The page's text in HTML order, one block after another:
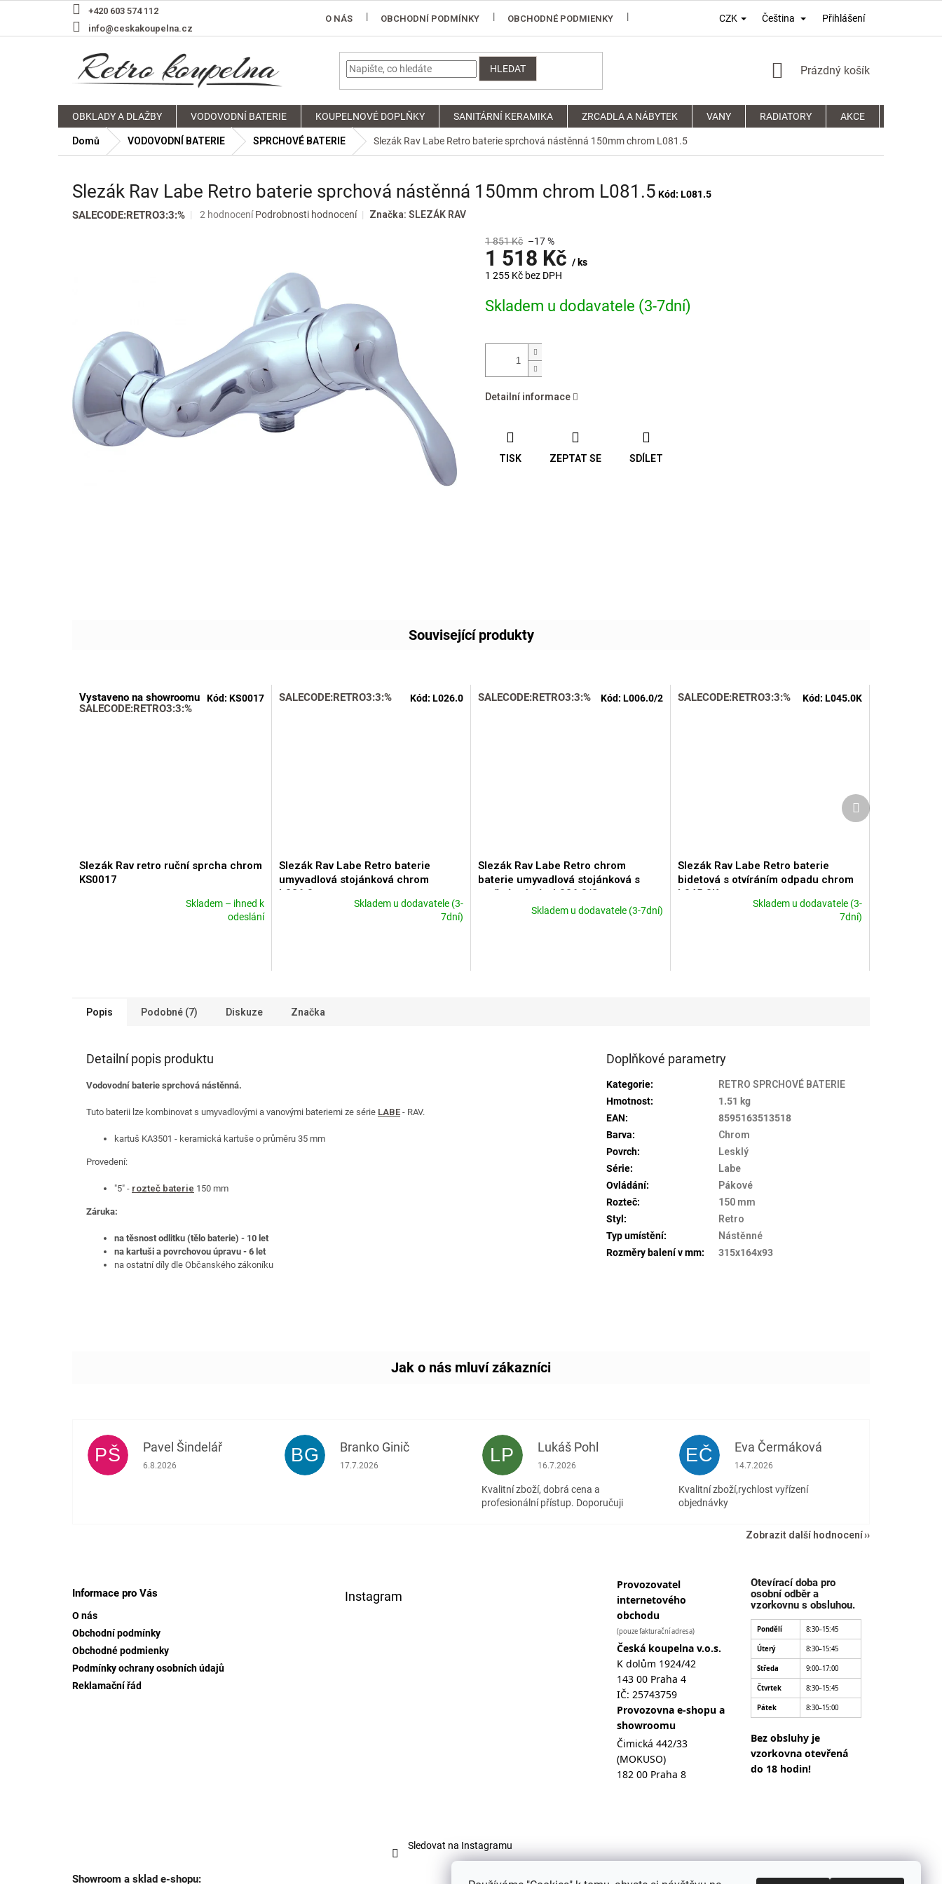
+420 603 574 112
info@ceskakoupelna.cz
O NÁS OBCHODNÍ PODMÍNKY OBCHODNÉ PODMIENKY PODMÍNKY OCHRANY OSOBNÍCH ÚDAJŮ REKLAMAČNÍ ŘÁD
CZK Čeština Přihlášení
HLEDAT
NÁKUPNÍ
Prázdný košík
OBKLADY A DLAŽBY VODOVODNÍ BATERIE KOUPELNOVÉ DOPLŇKY SANITÁRNÍ KERAMIKA ZRCADLA A NÁBYTEK VANY RADIATORY AKCE
Domů VODOVODNÍ BATERIE SPRCHOVÉ BATERIE Slezák Rav Labe Retro baterie sprchová nástěnná 150mm chrom L081.5
Slezák Rav Labe Retro baterie sprchová nástěnná 150mm chrom L081.5 Kód: L081.5
SALECODE:RETRO3:3:%
Průměrné
2 hodnocení Podrobnosti hodnocení Značka: SLEZÁK RAV
1 851 Kč –17 %
1 518 Kč / ks
1 255 Kč bez DPH
cena:
Skladem u dodavatele (3-7dní)
Detailní informace
TISK ZEPTAT SE SDÍLET
Související produkty
Vystaveno na showroomu
SALECODE:RETRO3:3:%
Slezák Rav retro ruční sprcha chrom
KS0017
hvězdiček.
Skladem – ihned k
odeslání
Kód: KS0017 SALECODE:RETRO3:3:%
Slezák Rav Labe Retro baterie
umyvadlová stojánková chrom
L026.0
hvězdiček.
Skladem u dodavatele (3-
7dní)
Kód: L026.0 SALECODE:RETRO3:3:%
Slezák Rav Labe Retro chrom
baterie umyvadlová stojánková s
otočným ústím L006.0/2
Skladem u dodavatele (3-7dní)
Kód: L006.0/2 SALECODE:RETRO3:3:%
Slezák Rav Labe Retro baterie
bidetová s otvíráním odpadu chrom
L045.0K
Skladem u dodavatele (3-
7dní)
Kód: L045.0K
Další
produkt
Popis Podobné (7) Diskuze Značka
Detailní popis produktu
Vodovodní baterie sprchová nástěnná.
Tuto baterii lze kombinovat s umyvadlovými a vanovými bateriemi ze série LABE - RAV.
kartuš KA3501 - keramická kartuše o průměru 35 mm
Provedení:
"5" - rozteč baterie 150 mm
Záruka:
na těsnost odlitku (tělo baterie) - 10 let
na kartuši a povrchovou úpravu - 6 let
na ostatní díly dle Občanského zákoníku
Doplňkové parametry
Kategorie:
RETRO SPRCHOVÉ BATERIE
Hmotnost:
1.51 kg
EAN:
8595163513518
Barva:
Chrom
Povrch:
Lesklý
Série:
Labe
Ovládání:
Pákové
Rozteč:
150 mm
Styl :
Retro
Typ umístění:
Nástěnné
Rozměry balení v mm: 315x164x93
PŠ Pavel Šindelář
Hodnocení obchodu je 5 z 5 hvězdiček.
6.8.2026 BG Branko Ginič
Hodnocení obchodu je 5 z 5 hvězdiček.
17.7.2026 LP Lukáš Pohl
Hodnocení obchodu je 5 z 5 hvězdiček.
16.7.2026
Kvalitní zboží, dobrá cena a
profesionální přístup. Doporučuji
EČ Eva Čermáková
Hodnocení obchodu je 5 z 5 hvězdiček.
14.7.2026
Kvalitní zboží,rychlost vyřízení
objednávky
Zobrazit další hodnocení
Informace pro Vás
O nás
Obchodní podmínky
Obchodné podmienky
Podmínky ochrany osobních údajů
Reklamační řád
Instagram
Sledovat na Instagramu
Provozovatel
internetového
obchodu
(pouze fakturační adresa)
Česká koupelna v.o.s.
K dolům 1924/42
143 00 Praha 4
IČ: 25743759
Provozovna e-shopu a
showroomu
Čimická 442/33
(MOKUSO)
182 00 Praha 8
Otevírací doba pro
osobní odběr a
vzorkovnu s obsluhou.
Pondělí 8:30–15:45
Úterý 8:30–15:45
Středa 9:00–17:00
Čtvrtek 8:30–15:45
Pátek 8:30–15:00
Bez obsluhy je
vzorkovna otevřená
do 18 hodin!
Showroom a sklad e-shopu: